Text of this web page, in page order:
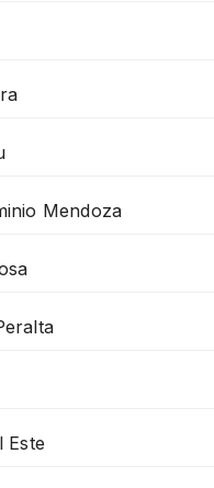
Mendoza
Este